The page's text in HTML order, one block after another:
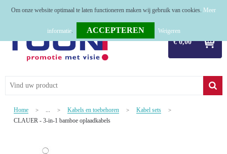
€ 0,00
Relatiegeschenken
Werkkleding
Home > ... > Kabels en toebehoren > Kabel sets >
CLAUER - 3-in-1 bamboe oplaadkabels
Om onze website optimaal te laten functioneren maken wij gebruik van cookies. Meer
informatie. Weigeren